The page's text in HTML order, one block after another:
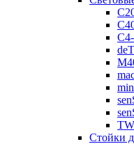
Стойки